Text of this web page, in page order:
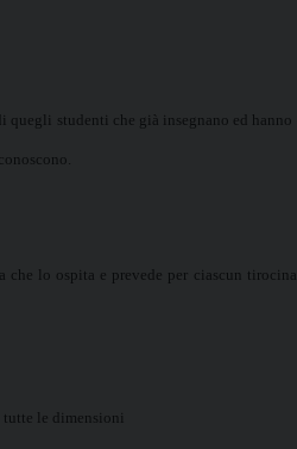
studenti che già insegnano ed hanno
lo ospita e prevede per ciascun
le dimensioni